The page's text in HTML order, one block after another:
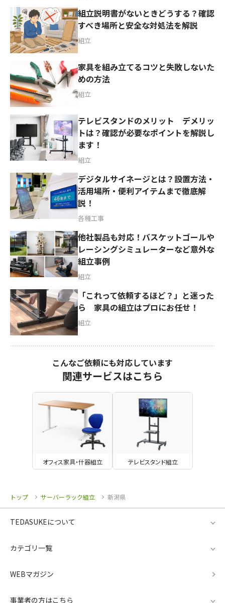
組立説明書がないときどうする？確認
すべき場所と安全な対処法を解説
組立
家具を組み立てるコツと失敗しないた
めの方法
組立
テレビスタンドのメリット デメリッ
トは？確認が必要なポイントを解説し
ます！
組立
デジタルサイネージとは？設置方法・
活用場所・便利アイテムまで徹底解
説！
各種工事
他社製品も対応！バスケットゴールや
レーシングシミュレーターなど意外な
組立事例
組立
「これって依頼するほど？」と迷った
ら 家具の組立はプロにお任せ！
組立
こんなご依頼にも対応しています
関連サービスはこちら
オフィス家具・什器組立 テレビスタンド組立
トップ サーバーラック組立 新潟県
TEDASUKEについて
カテゴリ一覧
WEBマガジン
事業者の方はこちら